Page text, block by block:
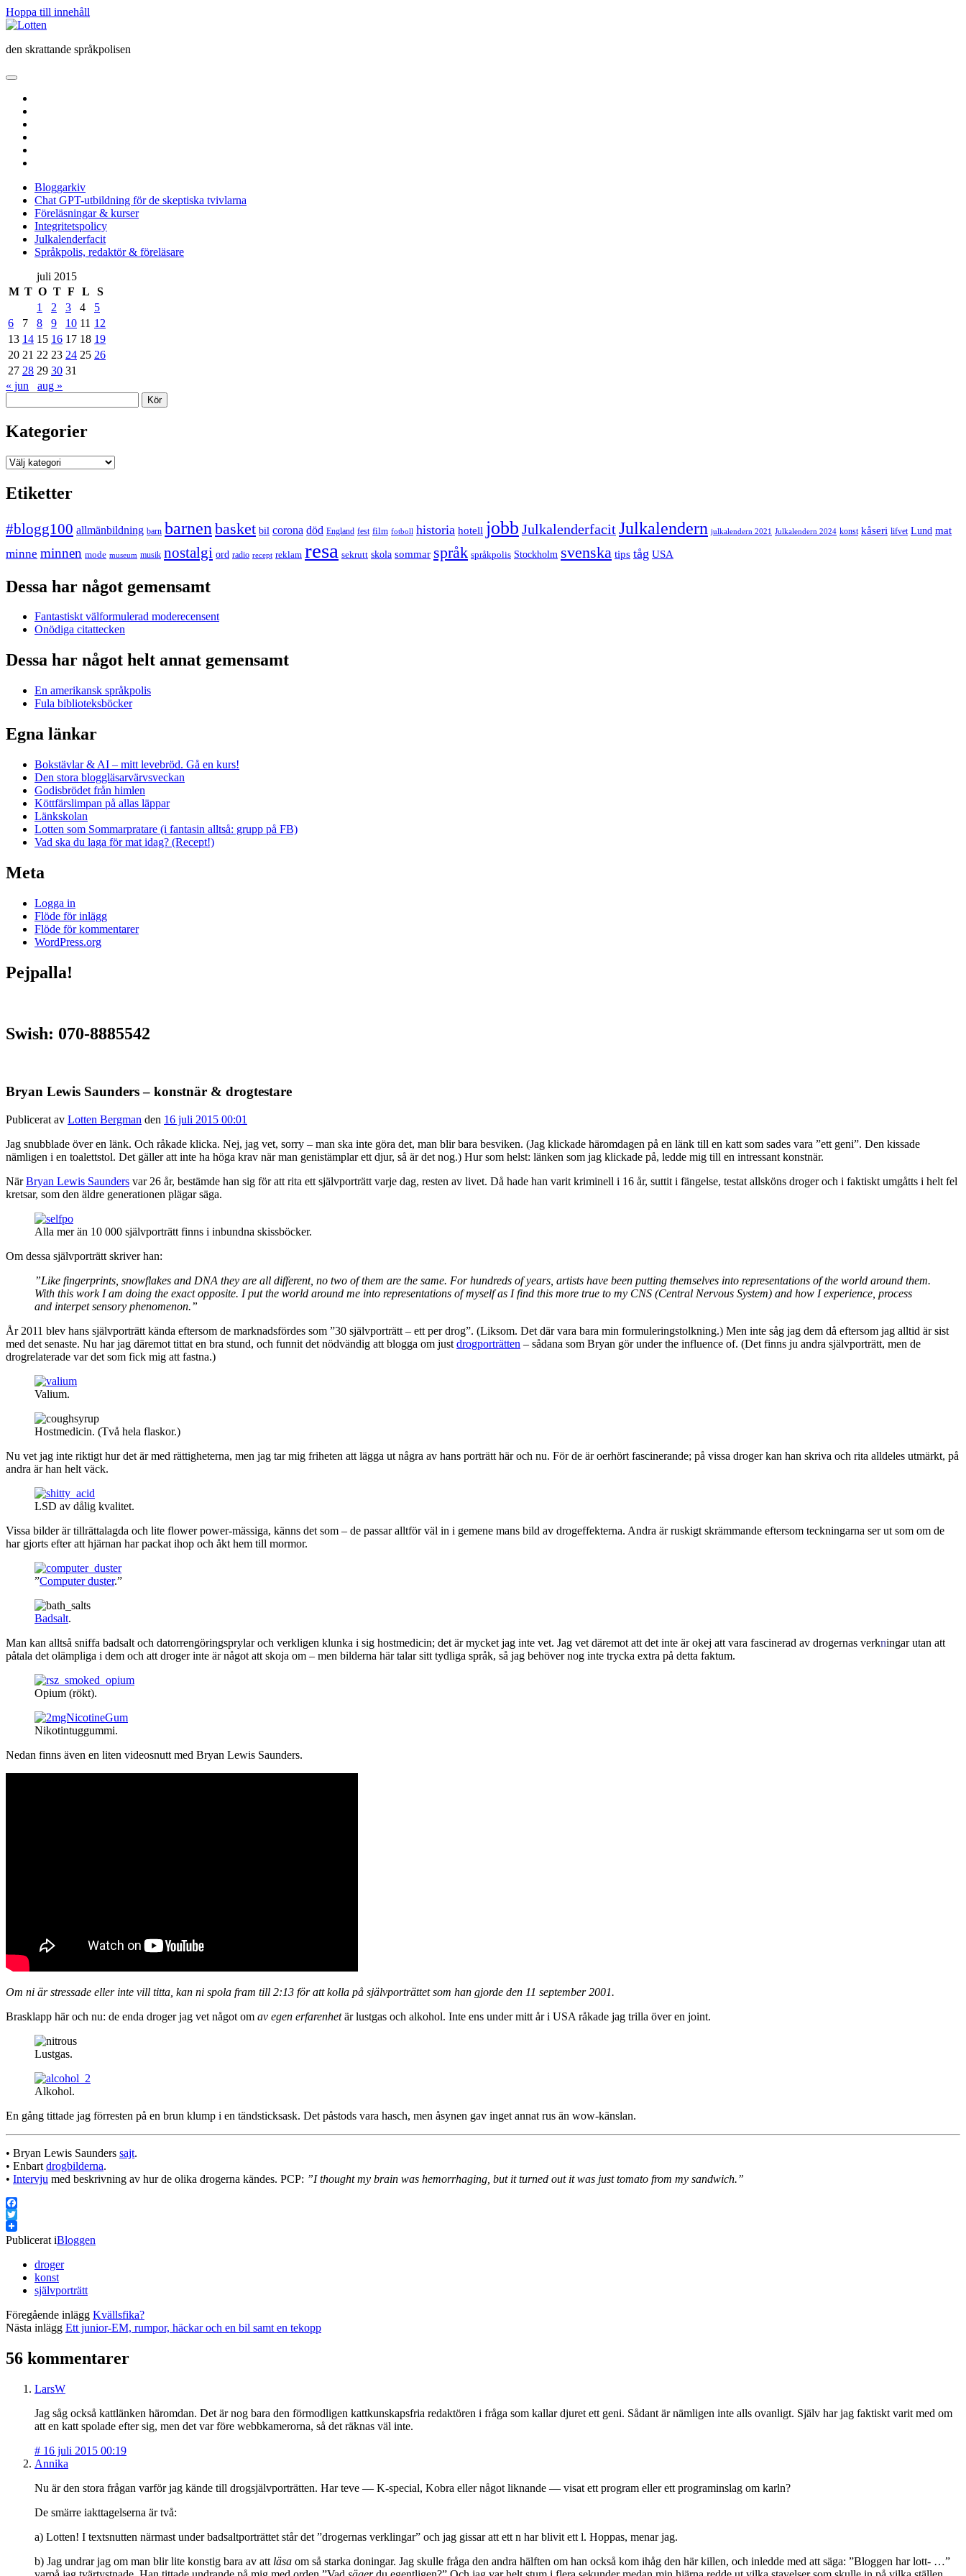
Hoppa till innehåll
Lotten
den skrattande språkpolisen
öppna
meny
Bloggarkiv
Chat GPT-utbildning för de skeptiska tvivlarna
Föreläsningar & kurser
Integritetspolicy
Julkalenderfacit
Språkpolis, redaktör & föreläsare
Sidopanel
juli 2015
M T O T F L
S
1
2 3 4
5
6
7 8 9 10 11 12
13 14 15 16 17 18 19
20 21 22 23 24 25 26
27 28 29 30 31
« jun
aug »
Kategorier
Kategorier
Etiketter
#blogg100 allmänbildning barn barnen basket bil corona död England fest film fotboll historia hotell jobb JulkalenderfacitJulkalendern julkalendern 2021 Julkalendern 2024 konst kåseri lifvet Lund mat
minne minnen mode museum musik nostalgi ord radio recept reklam resa sekrutt skola sommar språk språkpolis Stockholm svenska tips tåg USA
Dessa har något gemensamt
Fantastiskt välformulerad moderecensent
Onödiga citattecken
Dessa har något helt annat gemensamt
En amerikansk språkpolis
Fula biblioteksböcker
Egna länkar
Bokstävlar & AI – mitt levebröd. Gå en kurs!
Den stora bloggläsarvärvsveckan
Godisbrödet från himlen
Köttfärslimpan på allas läppar
Länkskolan
Lotten som Sommarpratare (i fantasin alltså: grupp på FB)
Vad ska du laga för mat idag? (Recept!)
Meta
Logga in
Flöde för inlägg
Flöde för kommentarer
WordPress.org
Pejpalla!
Swish: 070-8885542
Bryan Lewis Saunders – konstnär & drogtestare
Publicerat av Lotten Bergman den 16 juli 2015 00:01
Jag snubblade över en länk. Och råkade klicka. Nej, jag vet, sorry – man ska inte göra det, man blir bara besviken. (Jag klickade häromdagen på en länk till en katt som sades vara ”ett geni”. Den kissade
nämligen i en toalettstol. Det gäller att inte ha höga krav när man genistämplar ett djur, så är det nog.) Hur som helst: länken som jag klickade på, ledde mig till en intressant konstnär.
NärBryan Lewis Saunders var 26 år, bestämde han sig för att rita ett självporträtt varje dag, resten av livet. Då hade han varit kriminell i 16 år, suttit i fängelse, testat allsköns droger och i faktiskt umgåtts i helt fel
kretsar, som den äldre generationen plägar säga.
Alla mer än 10 000 självporträtt finns i inbundna skissböcker.
Om dessa självporträtt skriver han:
”Like fingerprints, snowflakes and DNA they are all different, no two of them are the same. For hundreds of years, artists have been putting themselves into representations of the world around them.
With this work I am doing the exact opposite. I put the world around me into representations of myself as I find this more true to my CNS (Central Nervous System) and how I experience, process
and interpet sensory phenomenon.”
År 2011 blev hans självporträtt kända eftersom de marknadsfördes som ”30 självporträtt – ett per drog”. (Liksom. Det där vara bara min formuleringstolkning.) Men inte såg jag dem då eftersom jag alltid är sist
med det senaste. Nu har jag däremot tittat en bra stund, och funnit det nödvändig att blogga om just drogporträtten – sådana som Bryan gör under the influence of. (Det finns ju andra självporträtt, men de
drogrelaterade var det som fick mig att fastna.)
Valium.
Hostmedicin. (Två hela flaskor.)
Nu vet jag inte riktigt hur det är med rättigheterna, men jag tar mig friheten att lägga ut några av hans porträtt här och nu. För de är oerhört fascinerande; på vissa droger kan han skriva och rita alldeles utmärkt, på
andra är han helt väck.
LSD av dålig kvalitet.
Vissa bilder är tillrättalagda och lite flower power-mässiga, känns det som – de passar alltför väl in i gemene mans bild av drogeffekterna. Andra är ruskigt skrämmande eftersom teckningarna ser ut som om de
har gjorts efter att hjärnan har packat ihop och åkt hem till mormor.
”Computer duster.”
Badsalt.
Man kan alltså sniffa badsalt och datorrengöringsprylar och verkligen klunka i sig hostmedicin; det är mycket jag inte vet. Jag vet däremot att det inte är okej att vara fascinerad av drogernas verkningar utan att
påtala det olämpliga i dem och att droger inte är något att skoja om – men bilderna här talar sitt tydliga språk, så jag behöver nog inte trycka extra på detta faktum.
Opium (rökt).
Nikotintuggummi.
Nedan finns även en liten videosnutt med Bryan Lewis Saunders.
Om ni är stressade eller inte vill titta, kan ni spola fram till 2:13 för att kolla på självporträttet som han gjorde den 11 september 2001.
Brasklapp här och nu: de enda droger jag vet något om av egen erfarenhetär lustgas och alkohol. Inte ens under mitt år i USA råkade jag trilla över en joint.
Lustgas.
Alkohol.
En gång tittade jag förresten på en brun klump i en tändsticksask. Det påstods vara hasch, men åsynen gav inget annat rus än wow-känslan.
• Bryan Lewis Saunders sajt.
• Enbart drogbilderna.
• Intervju med beskrivning av hur de olika drogerna kändes. PCP: ”I thought my brain was hemorrhaging, but it turned out it was just tomato from my sandwich.”
Facebook
Twitter
Publicerat iBloggen
droger
konst
självporträtt
Föregående inlägg Kvällsfika?
Nästa inlägg Ett junior-EM, rumpor, häckar och en bil samt en tekopp
56 kommentarer
LarsW
Jag såg också kattlänken häromdan. Det är nog bara den förmodligen kattkunskapsfria redaktören i fråga som kallar djuret ett geni. Sådant är nämligen inte alls ovanligt. Själv har jag faktiskt varit med om
att en katt spolade efter sig, men det var före webbkamerorna, så det räknas väl inte.
# 16 juli 2015 00:19
Annika
Nu är den stora frågan varför jag kände till drogsjälvporträtten. Har teve — K-special, Kobra eller något liknande — visat ett program eller ett programinslag om karln?
De smärre iakttagelserna är två:
a) Lotten! I textsnutten närmast under badsaltporträttet står det ”drogernas verklingar” och jag gissar att ett n har blivit ett l. Hoppas, menar jag.
b) Jag undrar jag om man blir lite konstig bara av att läsa om så starka doningar. Jag skulle fråga den andra hälften om han också kom ihåg den här killen, och inledde med att säga: ”Bloggen har lott- …”